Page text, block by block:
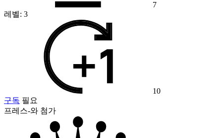
7
레벨: 3
10
구독 필요
프레스-와 첨가